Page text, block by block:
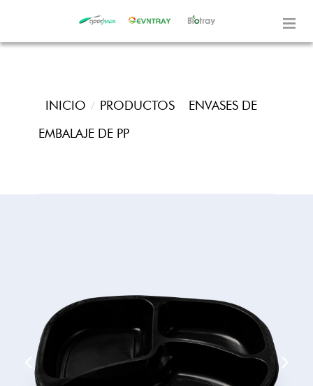
INICIO PRODUCTOS
ENVASES DE
EMBALAJE DE PP